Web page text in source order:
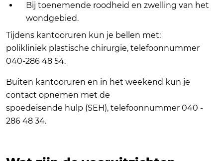
Bij toenemende roodheid en zwelling van het
wondgebied.
Tijdens kantooruren kun je bellen met:
polikliniek plastische chirurgie, telefoonnummer
040-286 48 54.
Buiten kantooruren en in het weekend kun je
contact opnemen met de
spoedeisende hulp (SEH), telefoonnummer 040 -
286 48 34.